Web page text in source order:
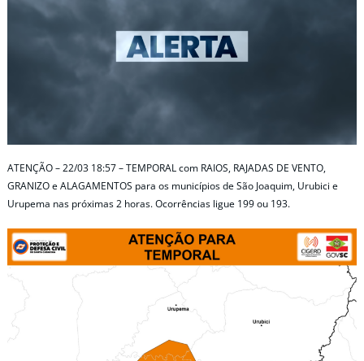
ATENÇÃO – 22/03 18:57 – TEMPORAL com RAIOS, RAJADAS DE VENTO,
GRANIZO e ALAGAMENTOS para os municípios de São Joaquim, Urubici e
Urupema nas próximas 2 horas. Ocorrências ligue 199 ou 193.